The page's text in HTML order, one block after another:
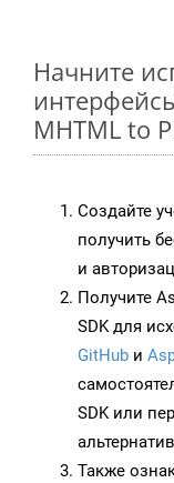
Начните
MHTML to
Создайте
получить
и
Получите
SDK для
GitHub и
SDK или
Также